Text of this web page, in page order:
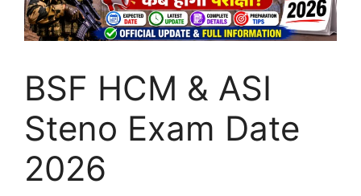
BSF HCM & ASI
Steno Exam Date
2026